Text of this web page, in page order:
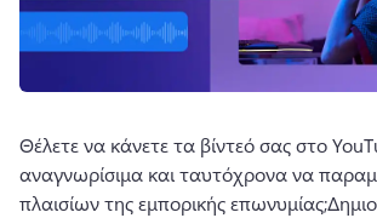
Θέλετε να κάνετε τα βίντεό σας στο
αναγνωρίσιμα και ταυτόχρονα να
πλαισίων της εμπορικής επωνυμίας;